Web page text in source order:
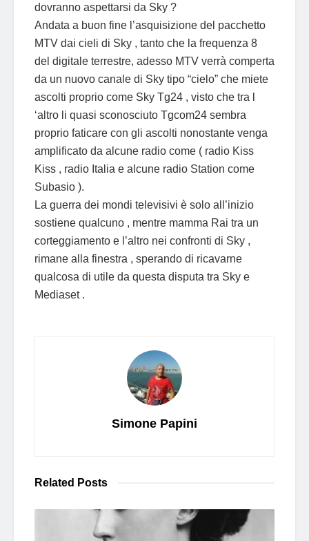
dovranno aspettarsi da Sky ?
Andata a buon fine l’asquisizione del pacchetto
MTV dai cieli di Sky , tanto che la frequenza 8
del digitale terrestre, adesso MTV verrà comperta
da un nuovo canale di Sky tipo “cielo” che miete
ascolti proprio come Sky Tg24 , visto che tra l
‘altro li quasi sconosciuto Tgcom24 sembra
proprio faticare con gli ascolti nonostante venga
amplificato da alcune radio come ( radio Kiss
Kiss , radio Italia e alcune radio Station come
Subasio ).
La guerra dei mondi televisivi è solo all’inizio
sostiene qualcuno , mentre mamma Rai tra un
corteggiamento e l’altro nei confronti di Sky ,
rimane alla finestra , sperando di ricavarne
qualcosa di utile da questa disputa tra Sky e
Mediaset .
Simone Papini
Related Posts